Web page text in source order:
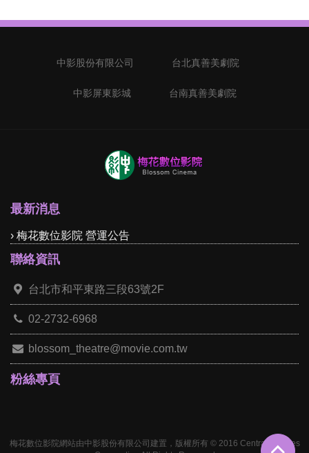
中影股份有限公司 台北真善美劇院
中影屏東影城 台南真善美劇院
最新消息
› 梅花數位影院 營運公告
聯絡資訊
台北市和平東路三段63號2F
02-2732-6968
blossom_theatre@movie.com.tw
粉絲專頁
梅花數位影院網站由中影股份有限公司建置，版權所有 © 2016 Central Pictures